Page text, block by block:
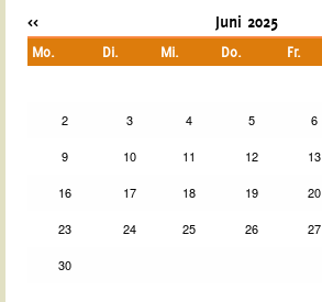
<< Juni 2025
Mo. Di. Mi. Do. Fr.
2 3 4 5 6
9 10 11 12 13
16 17 18 19 20
23 24 25 26 27
30